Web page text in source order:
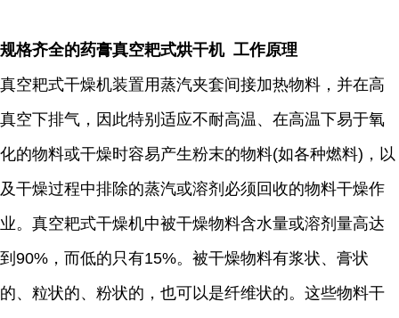
规格齐全的药膏真空耙式烘干机 工作原理
真空耙式干燥机装置用蒸汽夹套间接加热物料，并在高
真空下排气，因此特别适应不耐高温、在高温下易于氧
化的物料或干燥时容易产生粉末的物料(如各种燃料)，以
及干燥过程中排除的蒸汽或溶剂必须回收的物料干燥作
业。真空耙式干燥机中被干燥物料含水量或溶剂量高达
到90%，而低的只有15%。被干燥物料有浆状、膏状
的、粒状的、粉状的，也可以是纤维状的。这些物料干